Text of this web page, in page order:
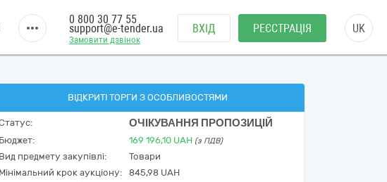
Замовити дзвінок
0 800 30 77 55
support@e-tender.ua ВХІД РЕЄСТРАЦІЯ UK
ВІДКРИТІ ТОРГИ З ОСОБЛИВОСТЯМИ
ОЧІКУВАННЯ ПРОПОЗИЦІЙ
Бюджет: 169 196,10 UAH (з ПДВ)
Вид предмету закупівлі:
Товари
Мінімальний крок аукціону:
845,98 UAH